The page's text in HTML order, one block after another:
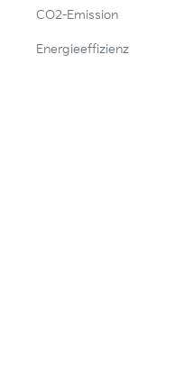
CO2-Emission
Energieeffizienz